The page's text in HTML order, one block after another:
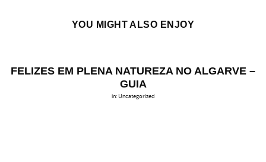
YOU MIGHT ALSO ENJOY
FELIZES EM PLENA NATUREZA NO ALGARVE –
GUIA
in: Uncategorized